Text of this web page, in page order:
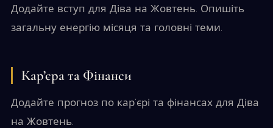
Додайте вступ для Діва на Жовтень. Опишіть
загальну енергію місяця та головні теми.
Кар’єра та Фінанси
Додайте прогноз по кар’єрі та фінансах для Діва
на Жовтень.